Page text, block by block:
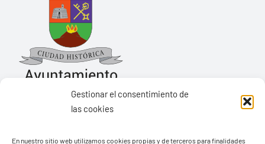
Gestionar el consentimiento de
las cookies
En nuestro sitio web utilizamos cookies propias y de terceros para finalidades